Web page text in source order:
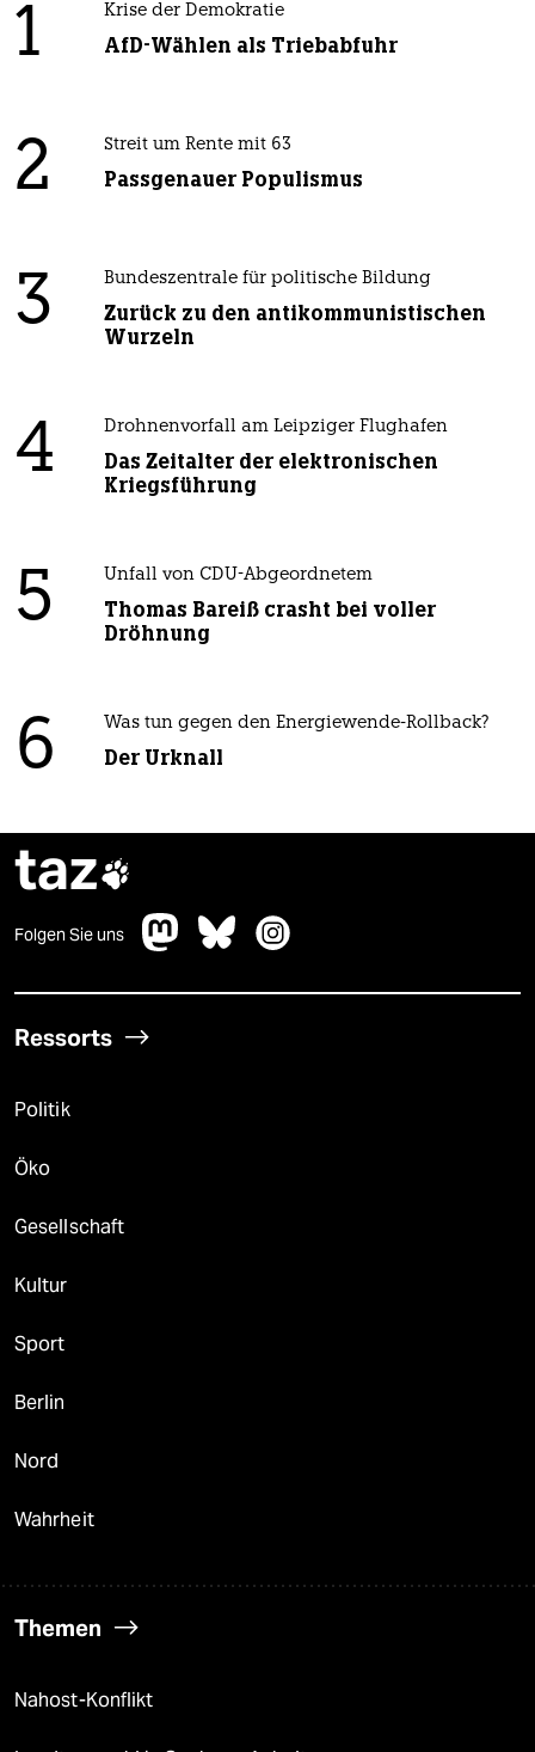
1 Krise der Demokratie
AfD-Wählen als Triebabfuhr
2 Streit um Rente mit 63
Passgenauer Populismus
3 Bundeszentrale für politische Bildung
Zurück zu den antikommunistischen
Wurzeln
4 Drohnenvorfall am Leipziger Flughafen
Das Zeitalter der elektronischen
Kriegsführung
5 Unfall von CDU-Abgeordnetem
Thomas Bareiß crasht bei voller
Dröhnung
6 Was tun gegen den Energiewende-Rollback?
Der Urknall
taz
Folgen Sie uns
Ressorts
Politik
Öko
Gesellschaft
Kultur
Sport
Berlin
Nord
Wahrheit
Themen
Nahost-Konflikt